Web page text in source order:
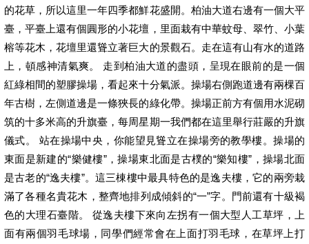
的花草，所以這里一年四季都鮮花盛開。柏油大道右邊有一個大平
臺，平臺上還有個圓形的小花壇，里面栽有中華蚊母、翠竹、小葉
榕等花木，花壇里還聳立著巨大的景觀石。走在這有山有水的道路
上，頓感神清氣爽。 走到柏油大道的盡頭，呈現在眼前的是一個
紅綠相間的塑膠操場，看起來十分氣派。操場右側跑道邊有兩棵百
年古樹，左側道邊是一條狹長的綠化帶。操場正前方有個用水泥砌
筑的十多米高的升旗臺，每周星期一我們都在這里舉行莊嚴的升旗
儀式。 站在操場中央，你能望見聳立在操場旁的教學樓。操場的
東面是新建的“樂健樓”，操場東北面是古樸的“樂知樓”，操場北面
是古老的“逸夫樓”。這三棟樓中最具特色的是逸夫樓，它的兩旁栽
滿了各種名貴花木，整齊地排列成傾斜的“一”字。門前還有十級褐
色的大理石臺階。 從逸夫樓下來向左拐有一個大型人工草坪，上
面有兩個羽毛球場，同學們經常會在上面打羽毛球，在草坪上打